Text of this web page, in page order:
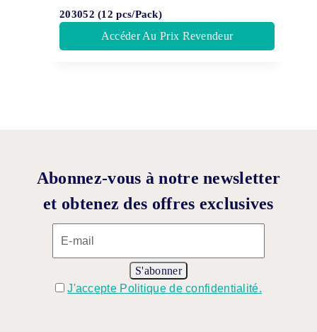
203052 (12 pcs/Pack)
Accéder Au Prix Revendeur
Abonnez-vous à notre newsletter
et obtenez des offres exclusives
J'accepte Politique de confidentialité.